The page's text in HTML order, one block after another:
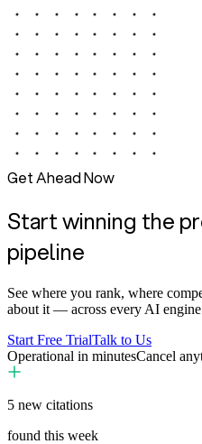
Get Ahead Now
Start winning the
pipeline
See where you rank, where
about it — across every AI
Start Free TrialTalk to Us
Operational in minutesCancel
5 new citations
found this week